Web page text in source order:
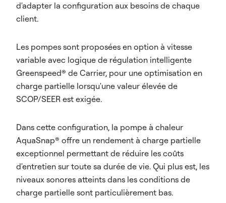
d'adapter la configuration aux besoins de chaque
client.
Les pompes sont proposées en option à vitesse
variable avec logique de régulation intelligente
Greenspeed® de Carrier, pour une optimisation en
charge partielle lorsqu'une valeur élevée de
SCOP/SEER est exigée.
Dans cette configuration, la pompe à chaleur
AquaSnap® offre un rendement à charge partielle
exceptionnel permettant de réduire les coûts
d'entretien sur toute sa durée de vie. Qui plus est, les
niveaux sonores atteints dans les conditions de
charge partielle sont particulièrement bas.